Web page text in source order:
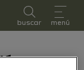
buscar menú